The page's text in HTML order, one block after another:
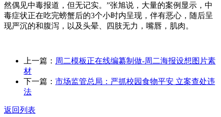
然偶见中毒报道，但无记实。”张旭说，大量的案例显示，中
毒症状正在吃完螃蟹后的3个小时内呈现，伴有恶心，随后呈
现严沉的和腹泻，以及头晕、四肢无力，嘴唇，肌肉。
上一篇： 周二模板正在线编纂制做-周二海报设想图片素
材
下一篇： 市场监管总局：严抓校园食物平安 立案查处违
法
返回列表